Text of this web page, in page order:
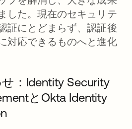
した。現在のセキュリテ
証にとどまらず、認証後
対応できるものへと進化
：Identity Security
とOkta Identity